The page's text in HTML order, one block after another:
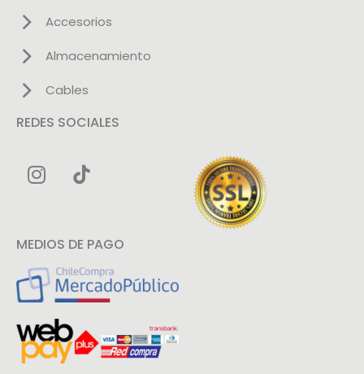
Accesorios
Almacenamiento
Cables
REDES SOCIALES
MEDIOS DE PAGO